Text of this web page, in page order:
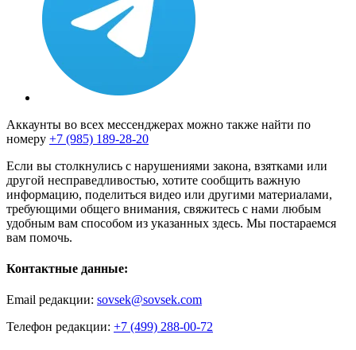
Аккаунты во всех мессенджерах можно также найти по
номеру +7 (985) 189-28-20
Если вы столкнулись с нарушениями закона, взятками или
другой несправедливостью, хотите сообщить важную
информацию, поделиться видео или другими материалами,
требующими общего внимания, свяжитесь с нами любым
удобным вам способом из указанных здесь. Мы постараемся
вам помочь.
Контактные данные:
Email редакции: sovsek@sovsek.com
Телефон редакции: +7 (499) 288-00-72